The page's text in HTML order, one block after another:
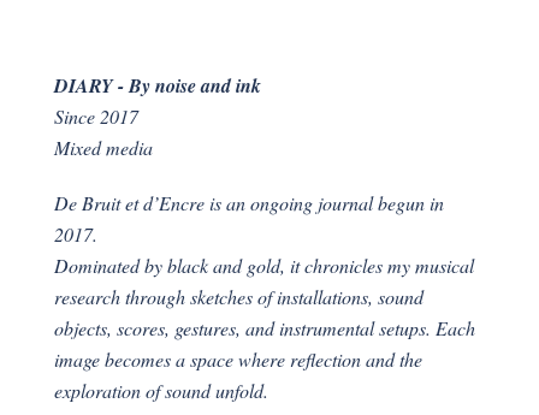
DIARY - By noise and ink
Since 2017
Mixed media
De Bruit et d’Encre is an ongoing journal begun in
2017.
Dominated by black and gold, it chronicles my musical
research through sketches of installations, sound
objects, scores, gestures, and instrumental setups. Each
image becomes a space where reflection and the
exploration of sound unfold.